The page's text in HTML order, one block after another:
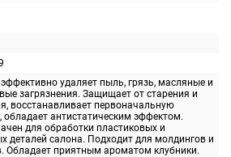
удаляет пыль, грязь, масляные и
загрязнения. Защищает от старения и
восстанавливает первоначальную
обладает антистатическим эффектом.
для обработки пластиковых и
деталей салона. Подходит для молдингов и
Обладает приятным ароматом клубники.